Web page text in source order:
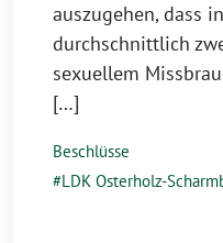
auszugehen, dass
durchschnittlich
sexuellem
[…]
Beschlüsse
LDK Osterholz-